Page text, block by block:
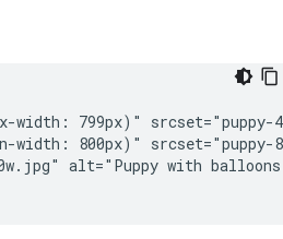
width: 799px)" srcset="puppy-
width: 800px)" srcset="puppy-
alt="Puppy with